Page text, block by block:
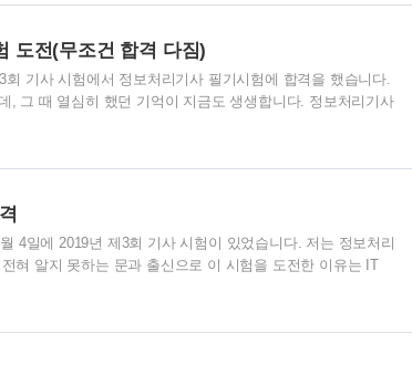
습니다. 올해는 1차 시험 합격 유예기간이 지나고 출제 유형
다. 당연히 교재도 새로 구입을 해야 해서 이것저것 알아보다
도전(무조건 합격 다짐)
기사 시험에서 정보처리기사 필기시험에 합격을 했습니다.
, 그 때 열심히 했던 기억이 지금도 생생합니다. 정보처리기사
했으나 학습 부족으로 합격을 하지 못했고, 이제 2020년 제
끝나서 필기까지 다시 보아야 할 수도 있기 때문에 늦지 않게
일자가 10월 중순경이라 시간이 촉박합니다. 물론 시험공
4일에 2019년 제3회 기사 시험이 있었습니다. 저는 정보처리
혀 알지 못하는 문과 출신으로 이 시험을 도전한 이유는 IT
만 이 자격증을 시작으로 프로그램 코딩까지 역량을 더욱 발
다. 기출문제만 잘 공략하면 합격할 수 있다는 주위의 조언을
구입했습니다. 교재를 구입하고 시나공 카페에 인증을 받으